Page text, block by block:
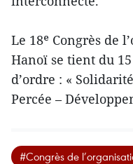
Le 18ᵉ Congrès de
Hanoï se tient du
d’ordre : «
Percée –
#Congrès de